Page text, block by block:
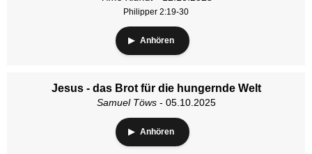
Philipper 2:19-30
Anhören
Jesus - das Brot für die hungernde Welt
Samuel Töws- 05.10.2025
Anhören